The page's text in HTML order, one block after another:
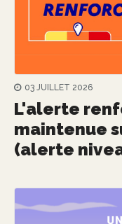
03 JUILLET 2026
L'alerte
maintenue
(alerte